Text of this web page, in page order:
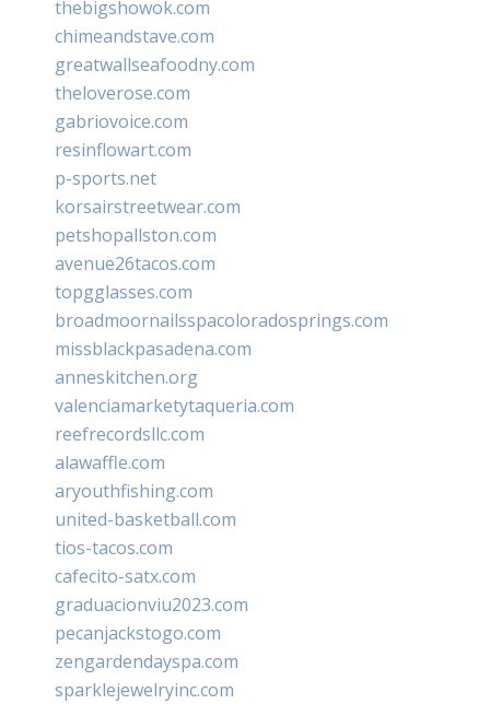
thebigshowok.com
chimeandstave.com
greatwallseafoodny.com
theloverose.com
gabriovoice.com
resinflowart.com
p-sports.net
korsairstreetwear.com
petshopallston.com
avenue26tacos.com
topgglasses.com
broadmoornailsspacoloradosprings.com
missblackpasadena.com
anneskitchen.org
valenciamarketytaqueria.com
reefrecordsllc.com
alawaffle.com
aryouthfishing.com
united-basketball.com
tios-tacos.com
cafecito-satx.com
graduacionviu2023.com
pecanjackstogo.com
zengardendayspa.com
sparklejewelryinc.com